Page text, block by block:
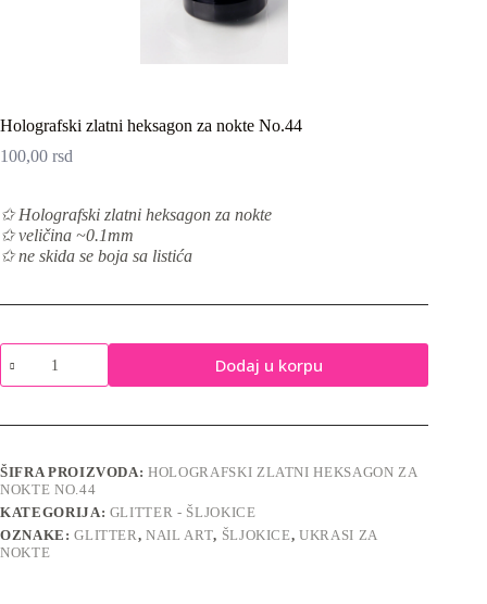
Holografski zlatni heksagon za nokte No.44
100,00 rsd
✩ Holografski zlatni heksagon za nokte
✩ veličina ~0.1mm
✩ ne skida se boja sa listića
Holografski
zlatni
heksagon
nokte
količina
Dodaj u korpu
ŠIFRA PROIZVODA:HOLOGRAFSKI ZLATNI HEKSAGON ZA
NOKTE NO.44
KATEGORIJA: GLITTER - ŠLJOKICE
OZNAKE:GLITTER,NAIL ART, ŠLJOKICE,UKRASI ZA
NOKTE